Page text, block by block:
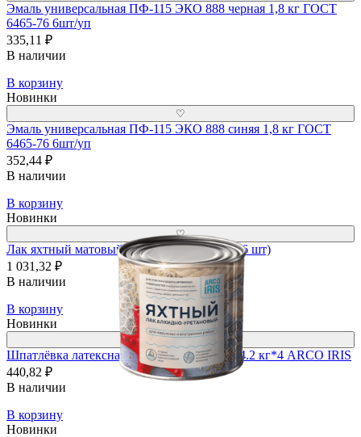
Эмаль универсальная ПФ-115 ЭКО 888 черная 1,8 кг ГОСТ
6465-76 6шт/уп
335,11 ₽
В наличии
В корзину
Новинки
♡
Эмаль универсальная ПФ-115 ЭКО 888 синяя 1,8 кг ГОСТ
6465-76 6шт/уп
352,44 ₽
В наличии
В корзину
Новинки
♡
Лак яхтный матовый 1,8 л. "ARCO IRIS" (6 шт)
1 031,32 ₽
В наличии
В корзину
Новинки
♡
Шпатлёвка латексная высокоэласт. д/вн.р 4.2 кг*4 ARCO IRIS
440,82 ₽
В наличии
В корзину
Новинки